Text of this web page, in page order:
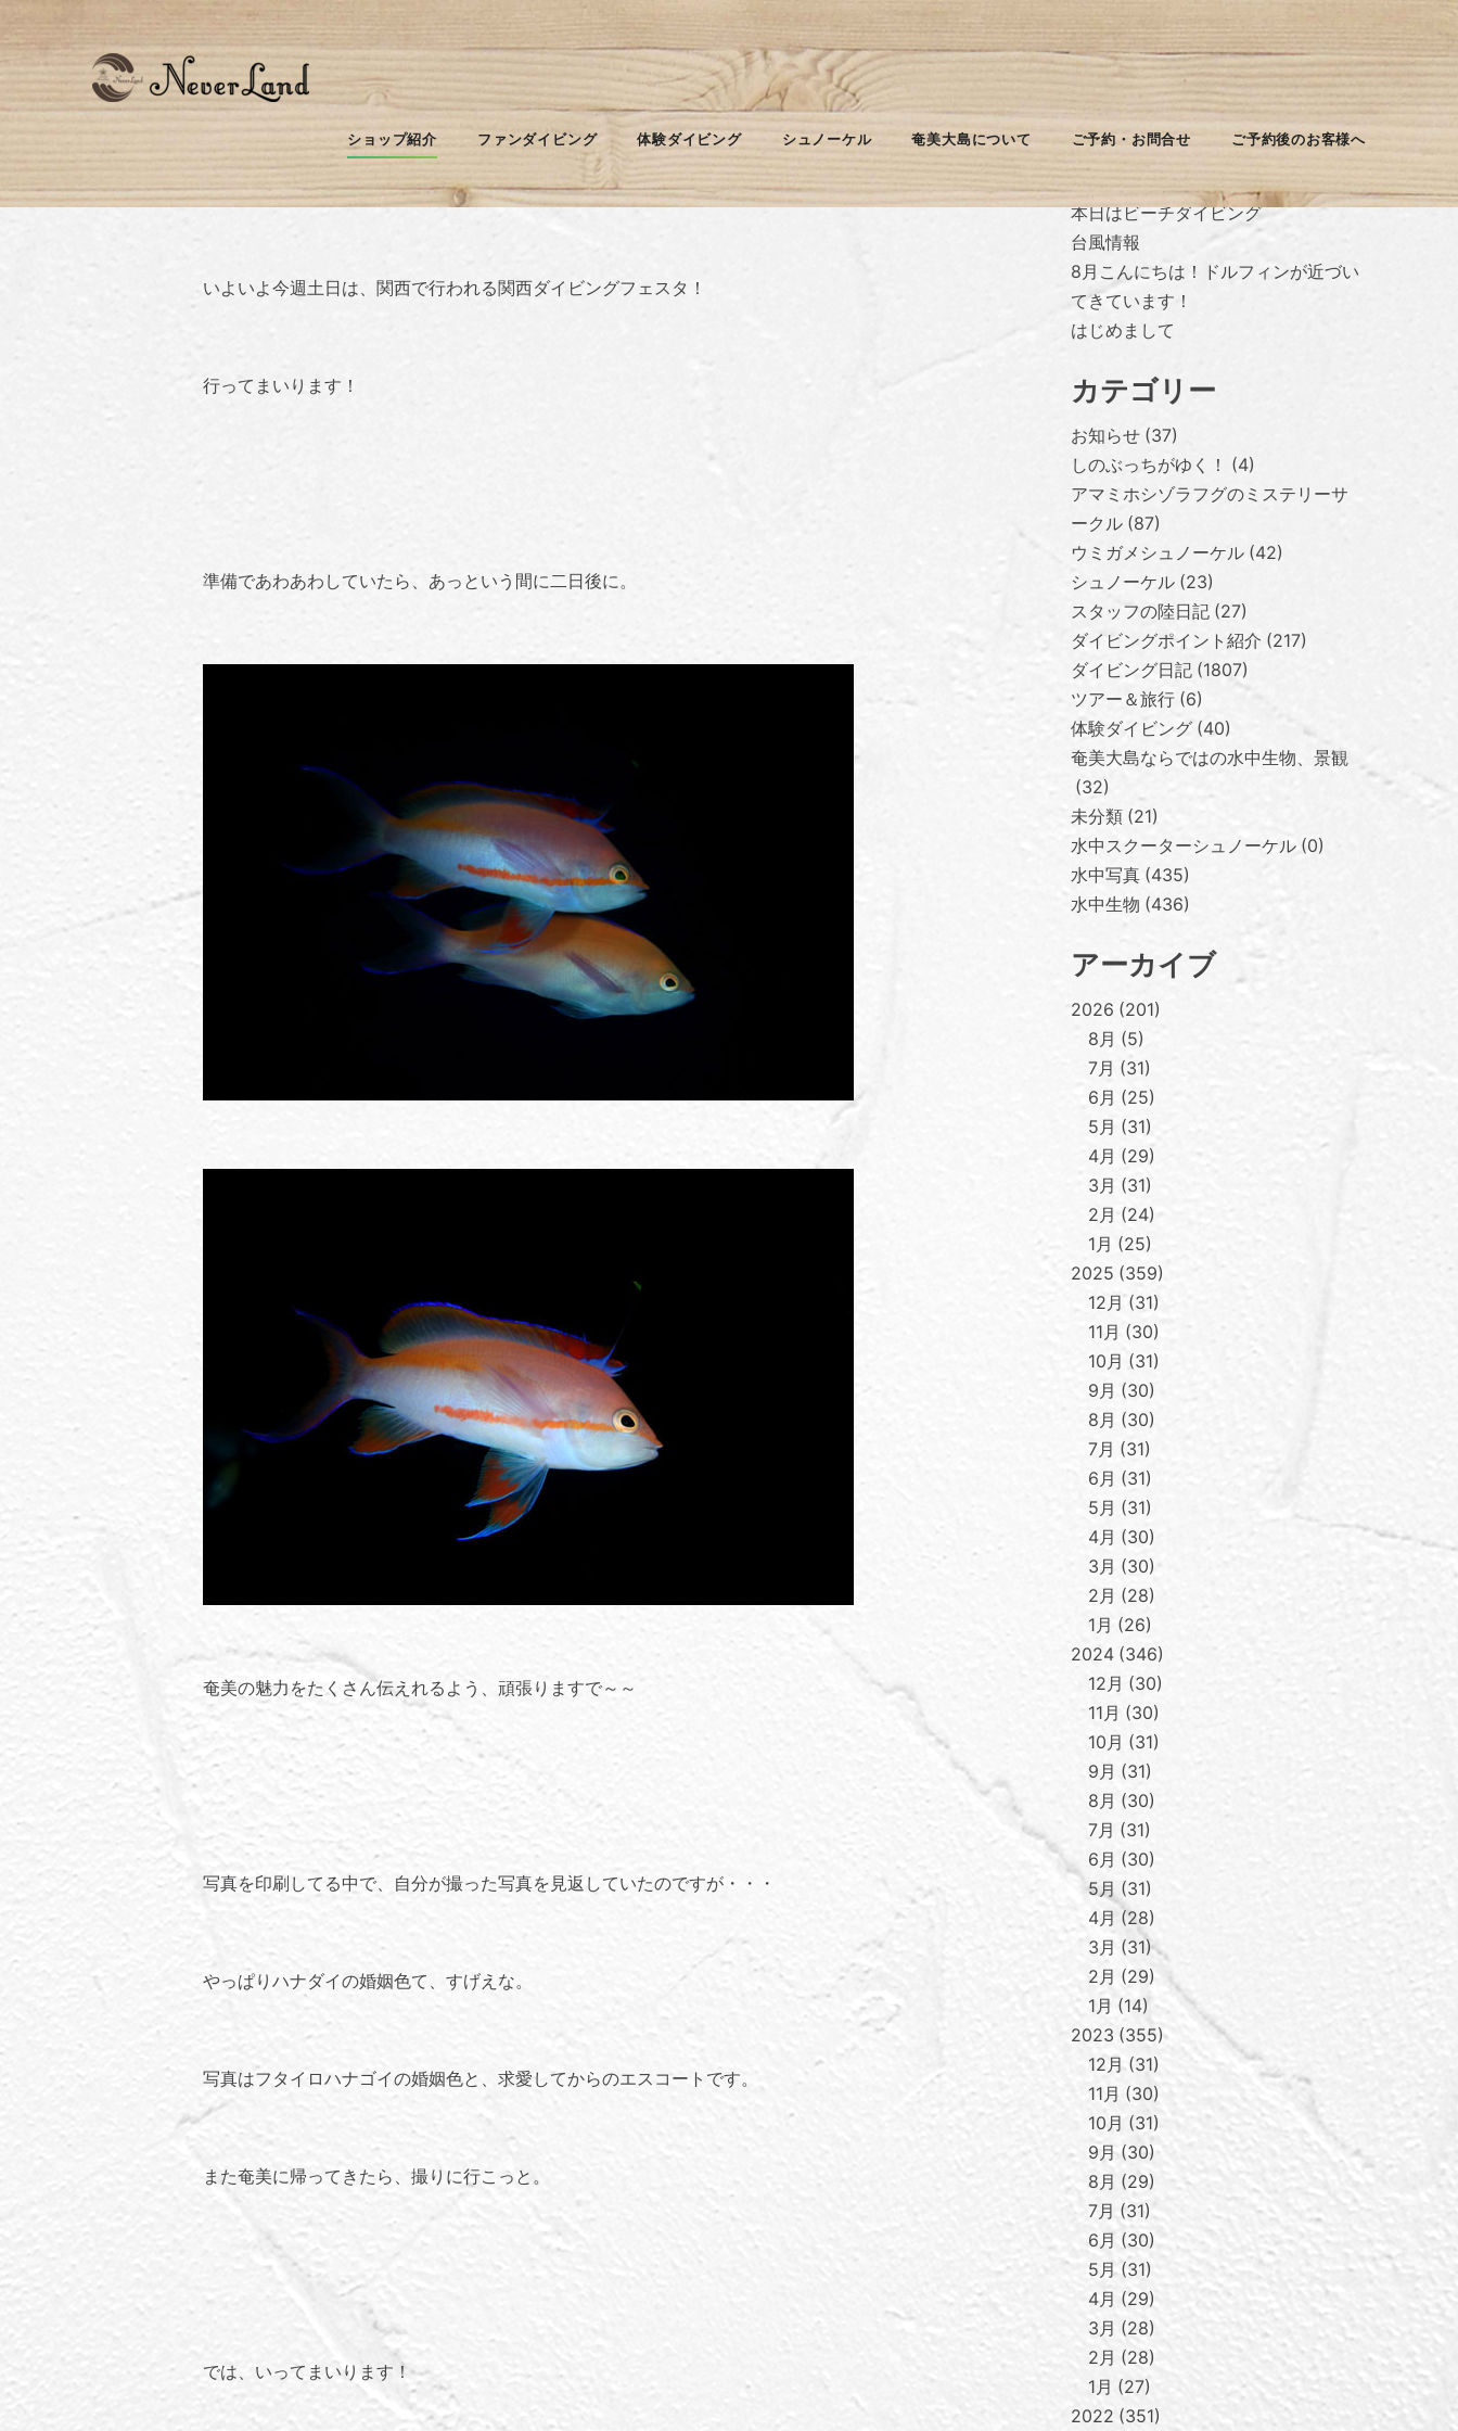
ショップ紹介 ファンダイビング 体験ダイビング シュノーケル 奄美大島について ご予約・お問合せ ご予約後のお客様へ
少し留守にします(*´ω｀)
いよいよ今週土日は、関西で行われる関西ダイビングフェスタ！
行ってまいります！
準備であわあわしていたら、あっという間に二日後に。
奄美の魅力をたくさん伝えれるよう、頑張りますで～～
写真を印刷してる中で、自分が撮った写真を見返していたのですが・・・
やっぱりハナダイの婚姻色て、すげえな。
写真はフタイロハナゴイの婚姻色と、求愛してからのエスコートです。
また奄美に帰ってきたら、撮りに行こっと。
では、いってまいります！
最近の投稿
台風休みに入ります
本日はビーチダイビング
台風情報
8月こんにちは！ドルフィンが近づい
てきています！
はじめまして
カテゴリー
お知らせ 37
しのぶっちがゆく！
4
アマミホシゾラフグのミステリーサ
ークル 87
ウミガメシュノーケル 42
シュノーケル 23
スタッフの陸日記 27
ダイビングポイント紹介 217
ダイビング日記 1807
ツアー＆旅行 6
体験ダイビング 40
奄美大島ならではの水中生物、景観
32
未分類 21
水中スクーターシュノーケル 0
水中写真 435
水中生物 436
アーカイブ
2026 201
8月
5
7月
31
6月
25
5月
31
4月
29
3月
31
2月
24
1月
25
2025 359
12月
31
11月
30
10月
31
9月
30
8月
30
7月
31
6月
31
5月
31
4月
30
3月
30
2月
28
1月
26
2024 346
12月
30
11月
30
10月
31
9月
31
8月
30
7月
31
6月
30
5月
31
4月
28
3月
31
2月
29
1月
14
2023 355
12月 31
11月
30
10月
31
9月 30
8月
29
7月
31
6月
30
5月 31
4月
29
3月
28
2月
28
1月
27
2022 351